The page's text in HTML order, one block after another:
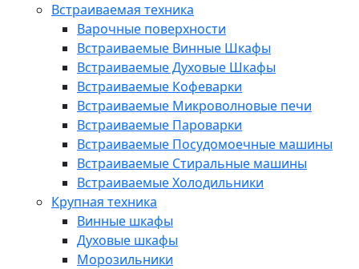
Встраиваемая техника
Варочные поверхности
Встраиваемые Винные Шкафы
Встраиваемые Духовые Шкафы
Встраиваемые Кофеварки
Встраиваемые Микроволновые печи
Встраиваемые Пароварки
Встраиваемые Посудомоечные машины
Встраиваемые Стиральные машины
Встраиваемые Холодильники
Крупная техника
Винные шкафы
Духовые шкафы
Морозильники